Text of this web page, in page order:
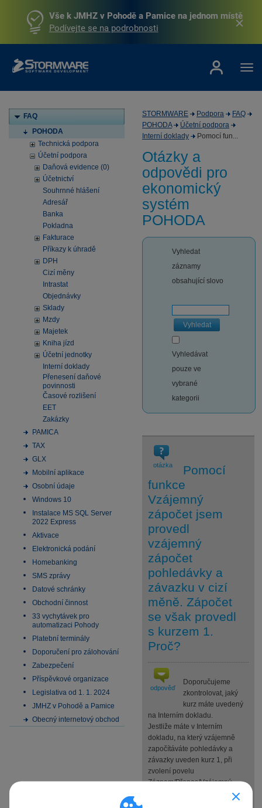
Vše k JMHZ v Pohodě a Pamice na jednom místě
Podívejte se na podrobnosti
FAQ
POHODA
Technická podpora
Účetní podpora
Daňová evidence (0)
Účetnictví
Souhrnné hlášení
Adresář
Banka
Pokladna
Fakturace
Příkazy k úhradě
DPH
Cizí měny
Intrastat
Objednávky
Sklady
Mzdy
Majetek
Kniha jízd
Účetní jednotky
Interní doklady
Přenesení daňové
povinnosti
Časové rozlišení
EET
Zakázky
PAMICA
TAX
GLX
Mobilní aplikace
Osobní údaje
Windows 10
Instalace MS SQL Server
2022 Express
Aktivace
Elektronická podání
Homebanking
SMS zprávy
Datové schránky
Obchodní činnost
33 vychytávek pro
automatizaci Pohody
Platební terminály
Doporučení pro zálohování
Zabezpečení
Příspěvkové organizace
Legislativa od 1. 1. 2024
JMHZ v Pohodě a Pamice
Obecný internetový obchod
STORMWARE Podpora
FAQ
POHODA
Účetní podpora
Interní doklady
Pomocí fun...
Otázky a
odpovědi pro
ekonomický
systém
POHODA
Vyhledat
záznamy
obsahující slovo
Vyhledat
Vyhledávat
pouze ve
vybrané
kategorii
otázka
Pomocí
funkce
Vzájemný
zápočet jsem
provedl
vzájemný
zápočet
pohledávky a
závazku v cizí
měně. Zápočet
se však provedl
s kurzem 1.
Proč?
odpověď
Doporučujeme
zkontrolovat, jaký
kurz máte uvedený
na Interním dokladu.
Jestliže máte v Interním
dokladu, na který vzájemně
započítáváte pohledávky a
závazky uveden kurz 1, při
zvolení povelu
Záznam/Přenos/Vzájemný
zápočet program POHODA